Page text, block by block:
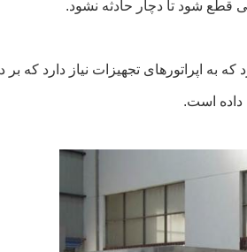
قطع شود تا دچار حادثه نشود.
که به اپراتورهای تجهیزات نیاز دارد
داده است.